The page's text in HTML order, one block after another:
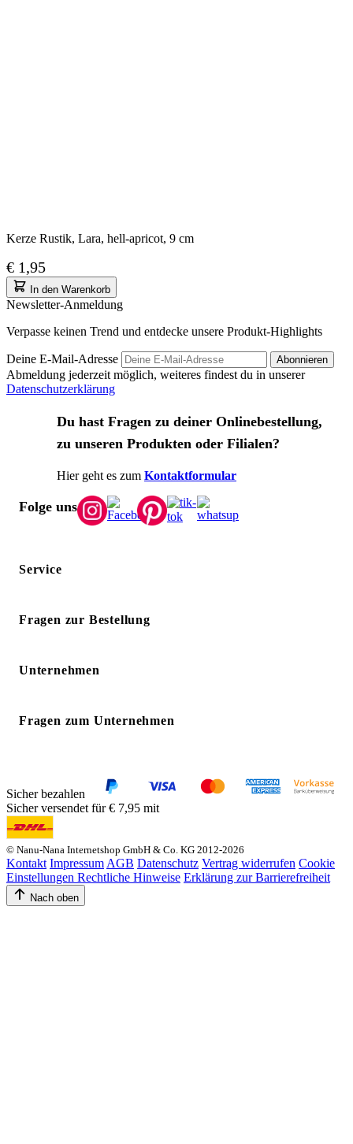
Kerze Rustik, Lara, hell-apricot, 9 cm
€ 1,95
In den Warenkorb
Newsletter-Anmeldung
Verpasse keinen Trend und entdecke unsere Produkt-Highlights
Deine E-Mail-Adresse Abonnieren
Abmeldung jederzeit möglich, weiteres findest du in unserer
Datenschutzerklärung
Du hast Fragen zu deiner Onlinebestellung,
zu unseren Produkten oder Filialen?
Hier geht es zum Kontaktformular
Folge uns
Service
Fragen zur Bestellung
Unternehmen
Fragen zum Unternehmen
Sicher bezahlen
Sicher versendet für € 7,95 mit
© Nanu-Nana Internetshop GmbH & Co. KG 2012-2026
Kontakt Impressum AGB Datenschutz Vertrag widerrufen Cookie
Einstellungen Rechtliche Hinweise Erklärung zur Barrierefreiheit
Nach oben